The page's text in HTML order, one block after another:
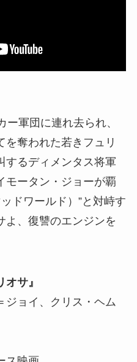
軍団に連れ去られ、
を奪われた若きフュリ
るディメンタス将軍
モータン・ジョーが覇
ドワールド）”と対峙す
よ、復讐のエンジンを
サ』
ジョイ、クリス・ヘム